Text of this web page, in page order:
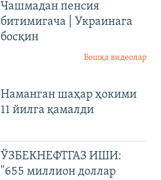
Чашмадан пенсия
битимигача | Украинага
босқин
Бошқа видеолар
Наманган шаҳар ҳокими
11 йилга қамалди
ЎЗБЕКНЕФТГАЗ ИШИ:
"655 миллион доллар